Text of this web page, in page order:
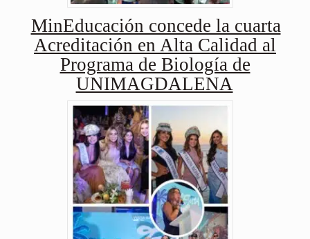
MinEducación concede la cuarta
Acreditación en Alta Calidad al
Programa de Biología de
UNIMAGDALENA